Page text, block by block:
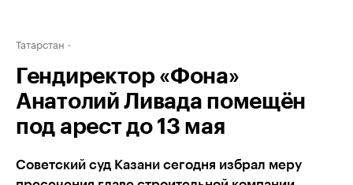
Татарстан
Гендиректор «Фона»
Анатолий Ливада помещён
под арест до 13 мая
Советский суд Казани сегодня избрал меру